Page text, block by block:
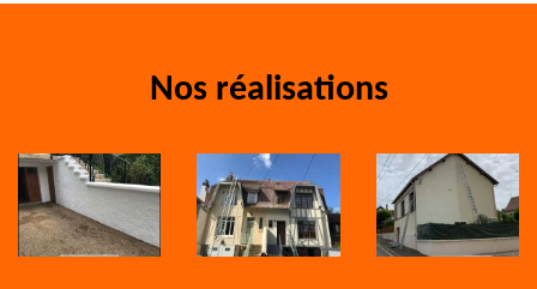
Nos réalisations